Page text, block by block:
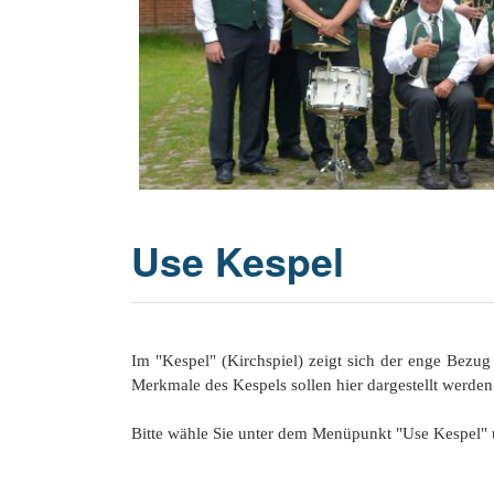
20
Use Kespel
Im "Kespel" (Kirchspiel) zeigt sich der enge
Merkmale des Kespels sollen hier dargestellt
Bitte wähle Sie unter dem Menüpunkt "Use